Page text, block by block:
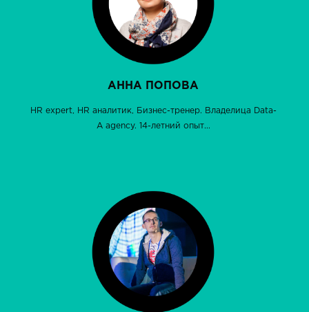
АННА ПОПОВА
HR expert, HR аналитик, Бизнес-тренер. Владелица Data-
A agency. 14-летний опыт...